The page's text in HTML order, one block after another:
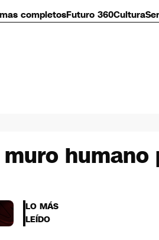
completosFuturo 360Cultura
LO MÁS
LEÍDO